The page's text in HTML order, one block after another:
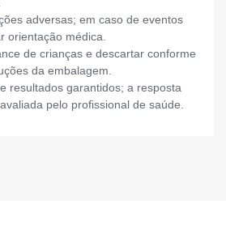
adversas; em caso de eventos
orientação médica.
de crianças e descartar conforme
da embalagem.
resultados garantidos; a resposta
pelo profissional de saúde.